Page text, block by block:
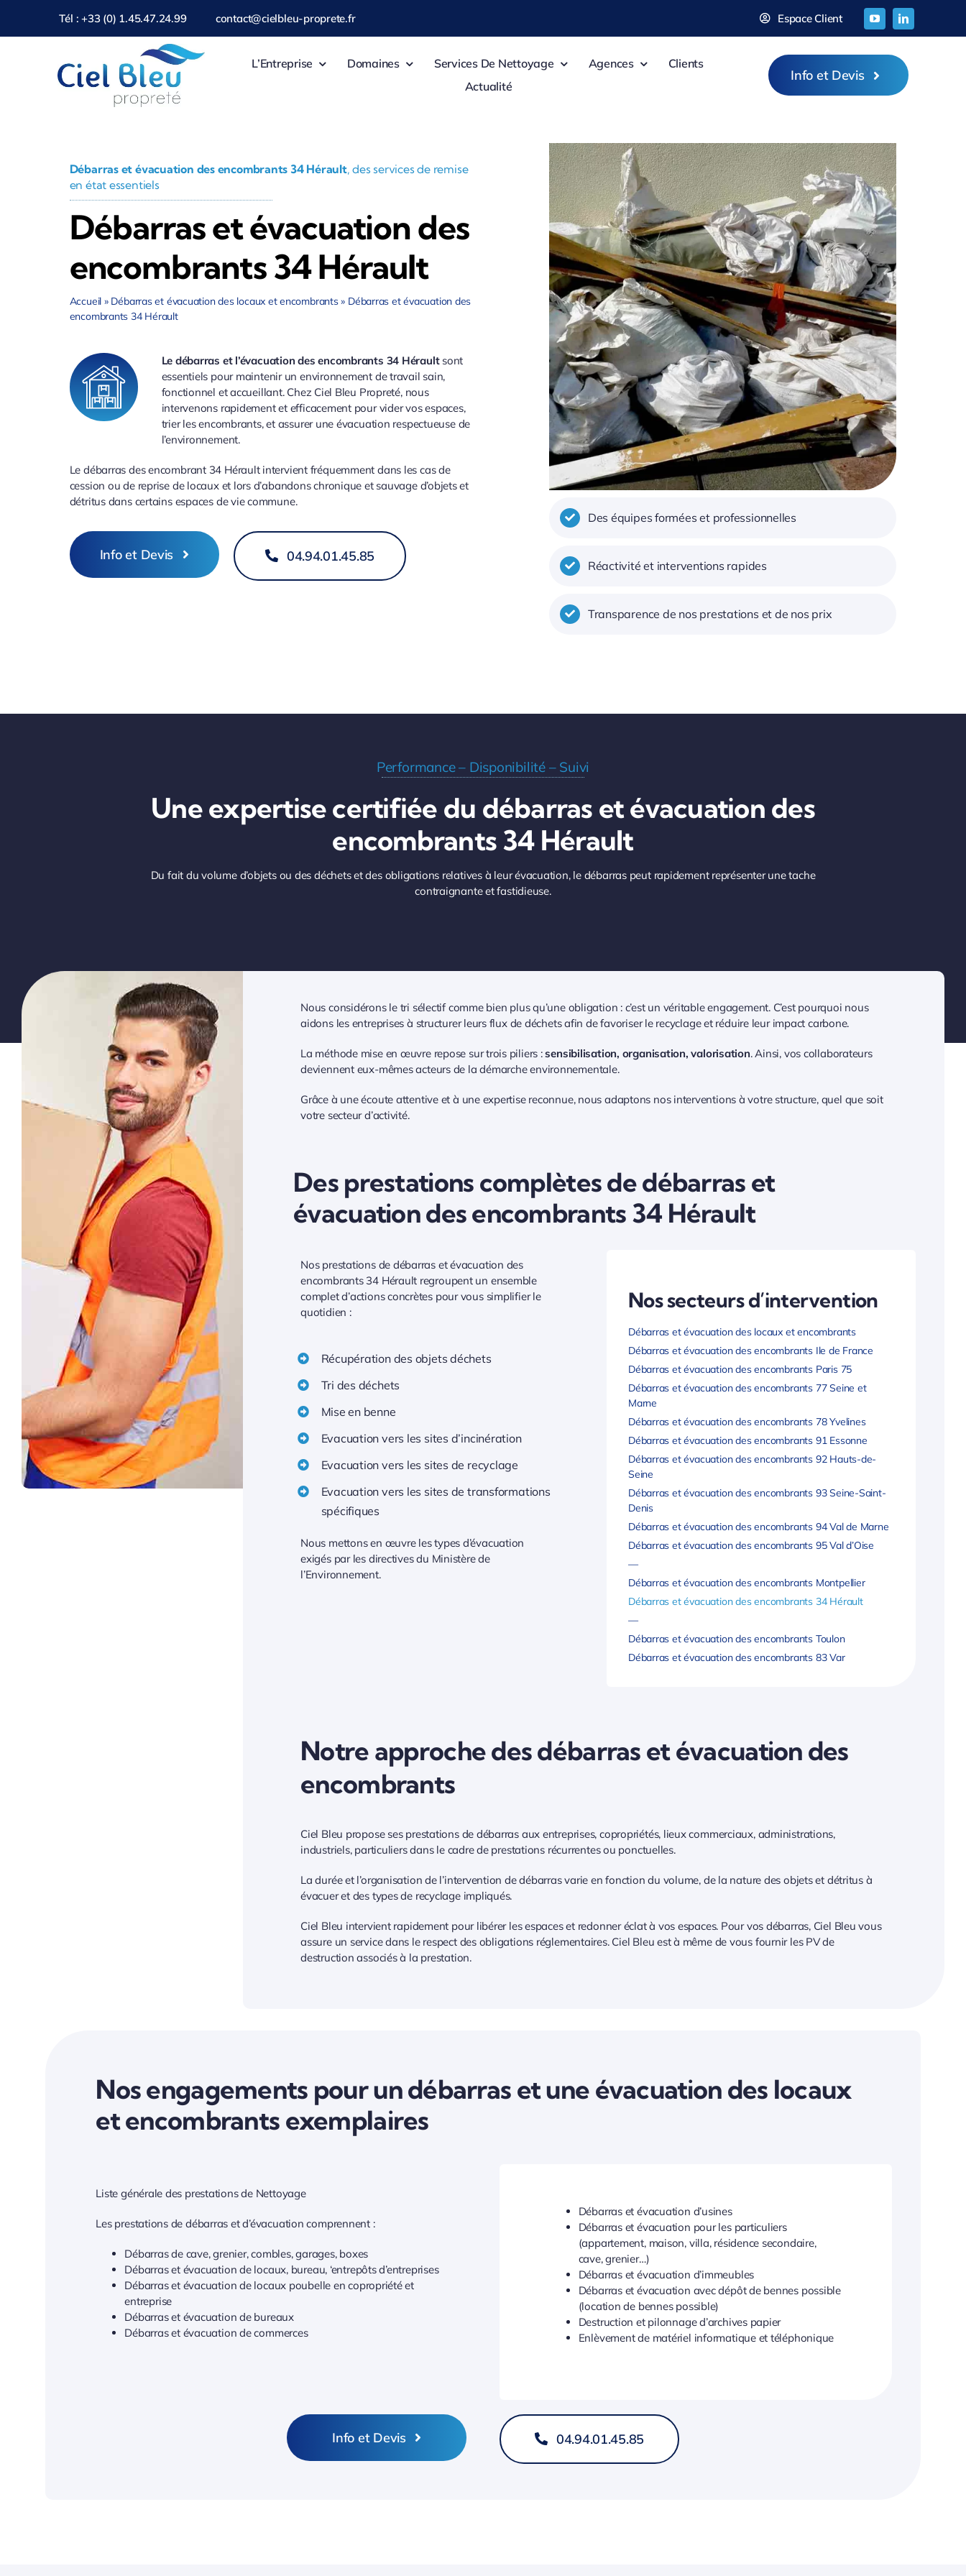
contenu
Tél : +33 (0) 1.45.47.24.99 contact@cielbleu-proprete.fr Espace Client
L’Entreprise Domaines Services De Nettoyage Agences
Clients
Actualité
Info et Devis
Débarras et évacuation des encombrants 34 Hérault, des services de remise
en état essentiels
Débarras et évacuation des
encombrants 34 Hérault
Accueil » Débarras et évacuation des locaux et encombrants» Débarras et évacuation des
encombrants 34 Hérault
Le débarras et l’évacuation des encombrants 34 Héraultsont
essentiels pour maintenir un environnement de travail sain,
fonctionnel et accueillant. Chez Ciel Bleu Propreté, nous
intervenons rapidement et efficacement pour vider vos espaces,
trier les encombrants, et assurer une évacuation respectueuse de
l’environnement.
Le débarras des encombrant 34 Hérault intervient fréquemment dans les cas de
cession ou de reprise de locaux et lors d’abandons chronique et sauvage d’objets et
détritus dans certains espaces de vie commune.
Info et Devis 04.94.01.45.85
Des équipes formées et professionnelles
Réactivité et interventions rapides
Transparence de nos prestations et de nos prix
Performance – Disponibilité – Suivi
Une expertise certifiée du débarras et évacuation des
encombrants 34 Hérault
Du fait du volume d’objets ou des déchets et des obligations relatives à leur évacuation, le débarras peut rapidement représenter une tache
contraignante et fastidieuse.
Nous considérons le tri sélectif comme bien plus qu’une obligation : c’est un véritable engagement. C’est pourquoi nous
aidons les entreprises à structurer leurs flux de déchets afin de favoriser le recyclage et réduire leur impact carbone.
La méthode mise en œuvre repose sur trois piliers :sensibilisation, organisation, valorisation. Ainsi, vos collaborateurs
deviennent eux-mêmes acteurs de la démarche environnementale.
Grâce à une écoute attentive et à une expertise reconnue, nous adaptons nos interventions à votre structure, quel que soit
votre secteur d’activité.
Des prestations complètes de débarras et
évacuation des encombrants 34 Hérault
Nos prestations de débarras et évacuation des
encombrants 34 Hérault regroupent un ensemble
complet d’actions concrètes pour vous simplifier le
quotidien :
Récupération des objets déchets
Tri des déchets
Mise en benne
Evacuation vers les sites d’incinération
Evacuation vers les sites de recyclage
Evacuation vers les sites de transformations
spécifiques
Nous mettons en œuvre les types d’évacuation
exigés par les directives du Ministère de
l’Environnement.
Nos secteurs d’intervention
Débarras et évacuation des locaux et encombrants
Débarras et évacuation des encombrants Ile de France
Débarras et évacuation des encombrants Paris 75
Débarras et évacuation des encombrants 77 Seine et
Marne
Débarras et évacuation des encombrants 78 Yvelines
Débarras et évacuation des encombrants 91 Essonne
Débarras et évacuation des encombrants 92 Hauts-de-
Seine
Débarras et évacuation des encombrants 93 Seine-Saint-
Denis
Débarras et évacuation des encombrants 94 Val de Marne
Débarras et évacuation des encombrants 95 Val d’Oise
—
Débarras et évacuation des encombrants Montpellier
Débarras et évacuation des encombrants 34 Hérault
—
Débarras et évacuation des encombrants Toulon
Débarras et évacuation des encombrants 83 Var
Notre approche des débarras et évacuation des
encombrants
Ciel Bleu propose ses prestations de débarras aux entreprises, copropriétés, lieux commerciaux, administrations,
industriels, particuliers dans le cadre de prestations récurrentes ou ponctuelles.
La durée et l’organisation de l’intervention de débarras varie en fonction du volume, de la nature des objets et détritus à
évacuer et des types de recyclage impliqués.
Ciel Bleu intervient rapidement pour libérer les espaces et redonner éclat à vos espaces. Pour vos débarras, Ciel Bleu vous
assure un service dans le respect des obligations réglementaires. Ciel Bleu est à même de vous fournir les PV de
destruction associés à la prestation.
Nos engagements pour un débarras et une évacuation des locaux
et encombrants exemplaires
Liste générale des prestations de Nettoyage
Les prestations de débarras et d’évacuation comprennent :
Débarras de cave, grenier, combles, garages, boxes
Débarras et évacuation de locaux, bureau, ‘entrepôts d’entreprises
Débarras et évacuation de locaux poubelle en copropriété et
entreprise
Débarras et évacuation de bureaux
Débarras et évacuation de commerces
Débarras et évacuation d’usines
Débarras et évacuation pour les particuliers
(appartement, maison, villa, résidence secondaire,
cave, grenier…)
Débarras et évacuation d’immeubles
Débarras et évacuation avec dépôt de bennes possible
(location de bennes possible)
Destruction et pilonnage d’archives papier
Enlèvement de matériel informatique et téléphonique
Info et Devis 04.94.01.45.85